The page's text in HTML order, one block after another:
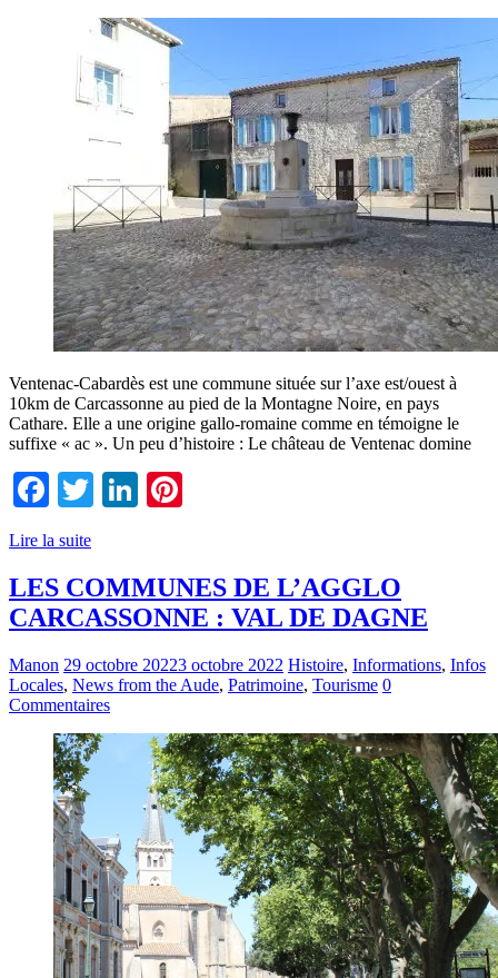
Ventenac-Cabardès est une commune située sur l’axe est/ouest à
10km de Carcassonne au pied de la Montagne Noire, en pays
Cathare. Elle a une origine gallo-romaine comme en témoigne le
suffixe « ac ». Un peu d’histoire : Le château de Ventenac domine
Facebook
TwitterLinkedIn
Lire la suite
LES COMMUNES DE L’AGGLO
CARCASSONNE : VAL DE DAGNE
Manon 29 octobre 20223 octobre 2022 Histoire, Informations, Infos
Locales, News from the Aude, Patrimoine, Tourisme 0
Commentaires